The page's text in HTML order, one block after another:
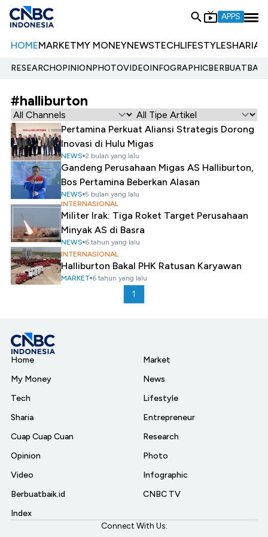
APPS
HOMEMARKETMY MONEYNEWSTECHLIFESTYLESHARIA
RESEARCHOPINIONPHOTOVIDEOINFOGRAPHIC
#halliburton
Pertamina Perkuat Aliansi Strategis Dorong
Inovasi di Hulu Migas
NEWS 2 bulan yang lalu
Gandeng Perusahaan Migas AS Halliburton,
Bos Pertamina Beberkan Alasan
NEWS 5 bulan yang lalu
INTERNASIONAL
Militer Irak: Tiga Roket Target Perusahaan
Minyak AS di Basra
NEWS 6 tahun yang lalu
INTERNASIONAL
Halliburton Bakal PHK Ratusan Karyawan
MARKET 6 tahun yang lalu
1
Home
My Money
Tech
Sharia
Cuap Cuap Cuan
Opinion
Video
Berbuatbaik.id
Index
Market
News
Lifestyle
Entrepreneur
Research
Photo
Infographic
CNBC TV
Connect With Us: